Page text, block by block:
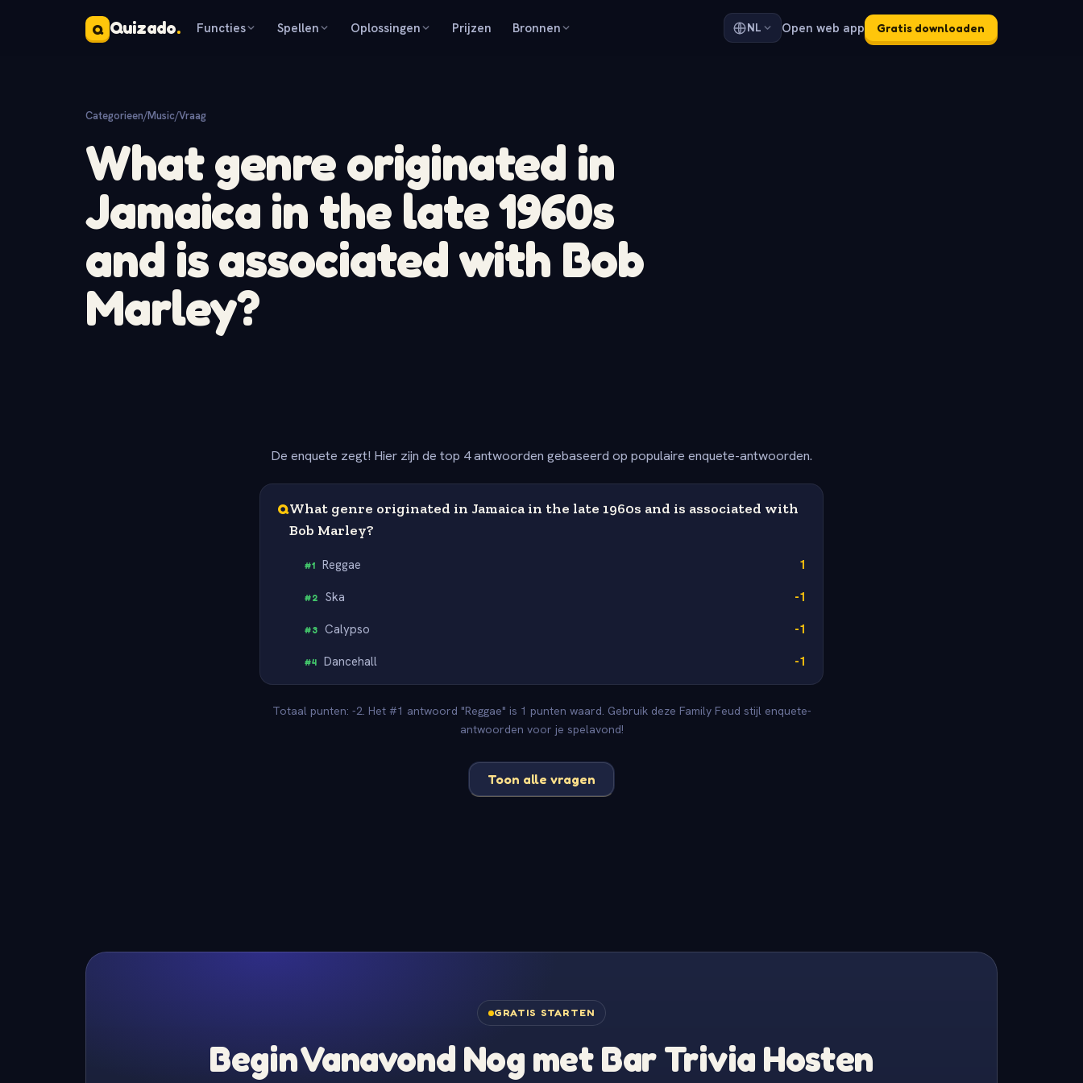
Q Quizado. Functies Spellen Oplossingen Prijzen Bronnen NL Open web app Gratis downloaden
Categorieen/Music/Vraag
What genre originated in
Jamaica in the late 1960s
and is associated with Bob
Marley?
De enquete zegt! Hier zijn de top 4 antwoorden gebaseerd op populaire enquete-antwoorden.
QWhat genre originated in Jamaica in the late 1960s and is associated with
Bob Marley?
#1 Reggae 1
#2 Ska -1
#3 Calypso -1
#4 Dancehall -1
Totaal punten: -2. Het #1 antwoord "Reggae" is 1 punten waard. Gebruik deze Family Feud stijl enquete-
antwoorden voor je spelavond!
Toon alle vragen
GRATIS STARTEN
Begin Vanavond Nog met Bar Trivia Hosten